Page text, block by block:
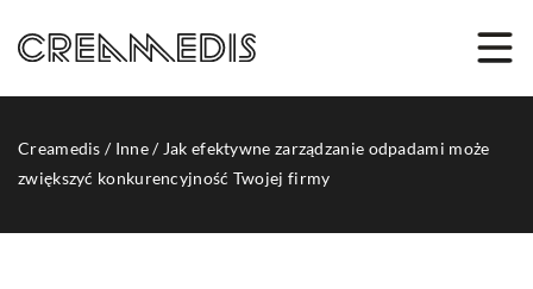
Creamedis / Inne/ Jak efektywne zarządzanie odpadami może
zwiększyć konkurencyjność Twojej firmy